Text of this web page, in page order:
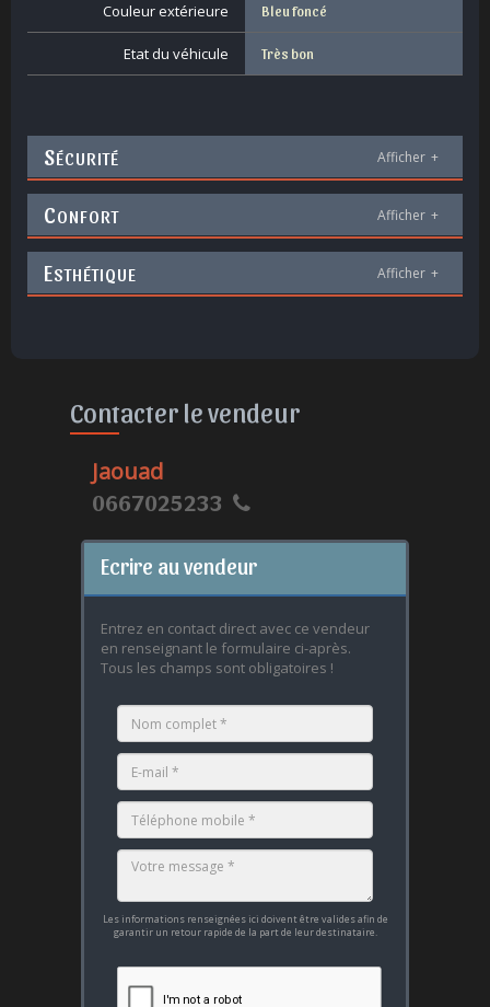
Couleur extérieure Bleu foncé
Etat du véhicule Très bon
SÉCURITÉ Afficher +
CONFORT Afficher +
ESTHÉTIQUE Afficher +
Contacter le vendeur
Jaouad
0667025233
Ecrire au vendeur
Entrez en contact direct avec ce vendeur
en renseignant le formulaire ci-après.
Tous les champs sont obligatoires !
Les informations renseignées ici doivent être valides afin de
garantir un retour rapide de la part de leur destinataire.